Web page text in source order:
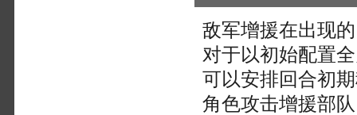
敌军增援在出现
对于以初始配置
可以安排回合初
角色攻击增援部